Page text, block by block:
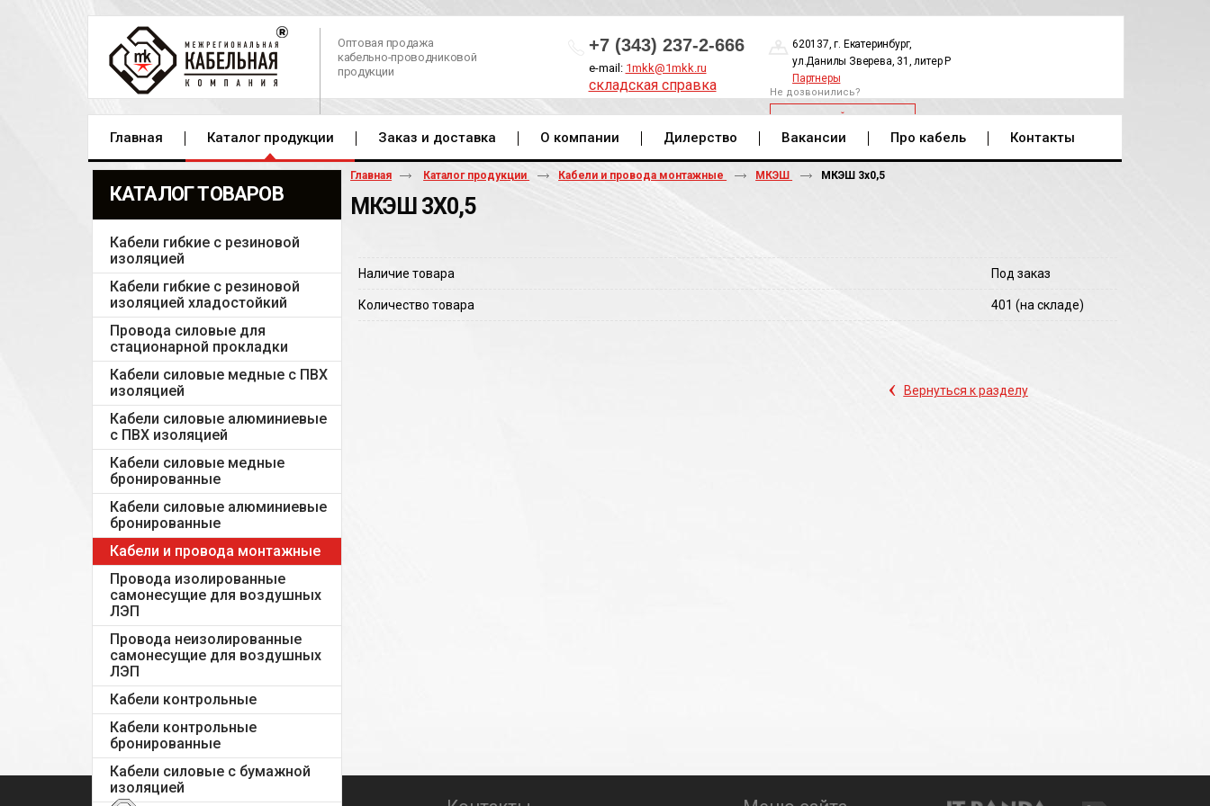
Оптовая продажа
кабельно-проводниковой
продукции
+7 (343) 237-2-666
e-mail: 1mkk@1mkk.ru
складская справка
620137, г. Екатеринбург,
ул.Данилы Зверева, 31, литер Р
Партнеры
Не дозвонились?
ОБРАТНЫЙ ЗВОНОК
Главная Каталог продукции Заказ и доставка О компании Дилерство Вакансии Про кабель Контакты
КАТАЛОГ ТОВАРОВ
Кабели гибкие с резиновой
изоляцией
Кабели гибкие с резиновой
изоляцией хладостойкий
Провода силовые для
стационарной прокладки
Кабели силовые медные с ПВХ
изоляцией
Кабели силовые алюминиевые
с ПВХ изоляцией
Кабели силовые медные
бронированные
Кабели силовые алюминиевые
бронированные
Кабели и провода монтажные
Провода изолированные
самонесущие для воздушных
ЛЭП
Провода неизолированные
самонесущие для воздушных
ЛЭП
Кабели контрольные
Кабели контрольные
бронированные
Кабели силовые с бумажной
изоляцией
Главная Каталог продукции Кабели и провода монтажные МКЭШ МКЭШ 3х0,5
МКЭШ 3Х0,5
Наличие товара Под заказ
Количество товара 401 (на складе)
‹ Вернуться к разделу